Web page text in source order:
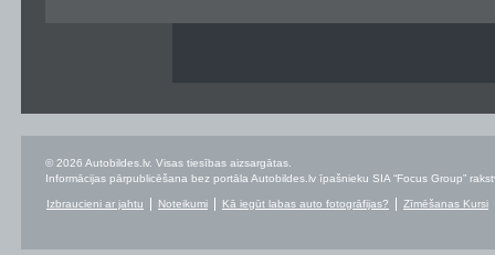
© 2026 Autobildes.lv. Visas tiesības aizsargātas.
Informācijas pārpublicēšana bez portāla Autobildes.lv īpašnieku SIA “Focus Group”
Izbraucieni ar jahtu Noteikumi Kā iegūt labas auto fotogrāfijas? Zīmēšanas Kursi